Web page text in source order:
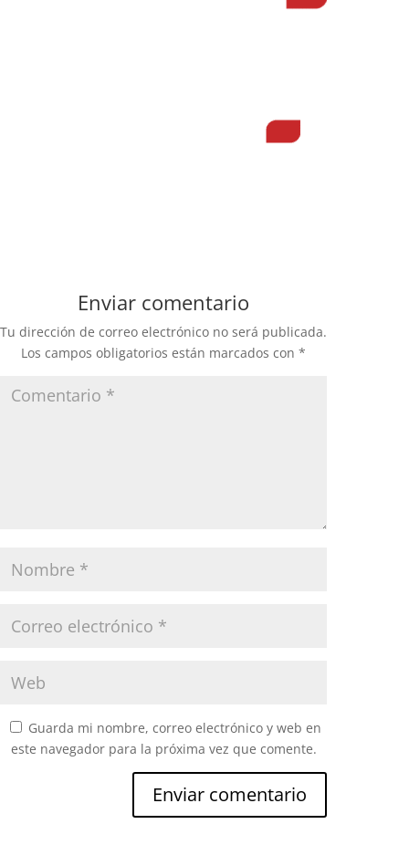
Enviar comentario
Tu dirección de correo electrónico no será publicada.
Los campos obligatorios están marcados con*
Guarda mi nombre, correo electrónico y web en
este navegador para la próxima vez que comente.